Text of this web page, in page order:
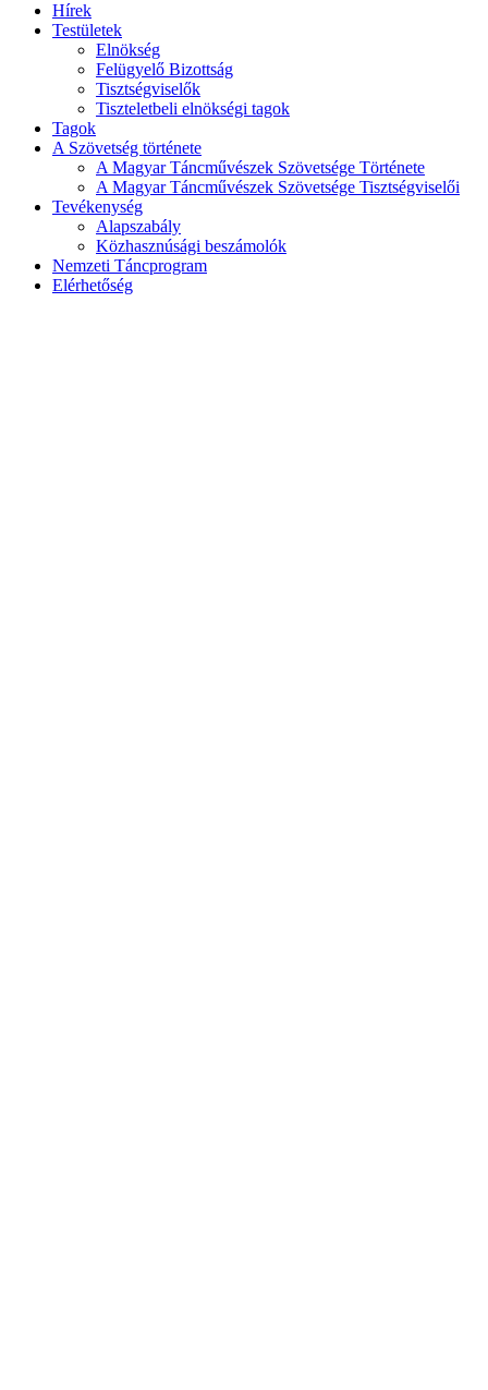
Hírek
Testületek
Elnökség
Felügyelő Bizottság
Tisztségviselők
Tiszteletbeli elnökségi tagok
Tagok
A Szövetség története
A Magyar Táncművészek Szövetsége Története
A Magyar Táncművészek Szövetsége Tisztségviselői
Tevékenység
Alapszabály
Közhasznúsági beszámolók
Nemzeti Táncprogram
Elérhetőség